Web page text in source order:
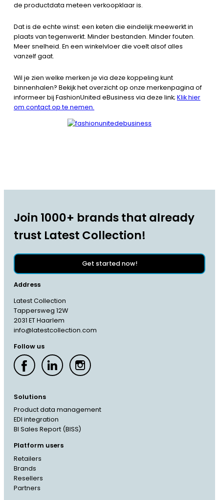
de productdata meteen verkoopklaar is.
Dat is de echte winst: een keten die eindelijk meewerkt in
plaats van tegenwerkt. Minder bestanden. Minder fouten.
Meer snelheid. En een winkelvloer die voelt alsof alles
vanzelf gaat.
Wil je zien welke merken je via deze koppeling kunt
binnenhalen? Bekijk het overzicht op onze merkenpagina of
informeer bij FashionUnited eBusiness via deze link; Klik hier
om contact op te nemen.
Join 1000+ brands that already
trust Latest Collection!
Get started now!
Address
Latest Collection
Tappersweg 12W
2031 ET Haarlem
info@latestcollection.com
Follow us
Solutions
Product data management
EDI integration
BI Sales Report (BISS)
Platform users
Retailers
Brands
Resellers
Partners